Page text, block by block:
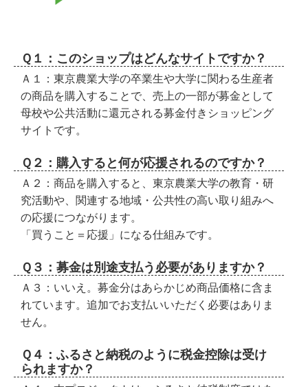
Ｑ１：このショップはどんなサイトですか？
Ａ１：東京農業大学の卒業生や大学に関わる生産者
の商品を購入することで、売上の一部が募金として
母校や公共活動に還元される募金付きショッピング
サイトです。
Ｑ２：購入すると何が応援されるのですか？
Ａ２：商品を購入すると、東京農業大学の教育・研
究活動や、関連する地域・公共性の高い取り組みへ
の応援につながります。
「買うこと＝応援」になる仕組みです。
Ｑ３：募金は別途支払う必要がありますか？
Ａ３：いいえ。募金分はあらかじめ商品価格に含ま
れています。追加でお支払いいただく必要はありま
せん。
Ｑ４：ふるさと納税のように税金控除は受け
られますか？